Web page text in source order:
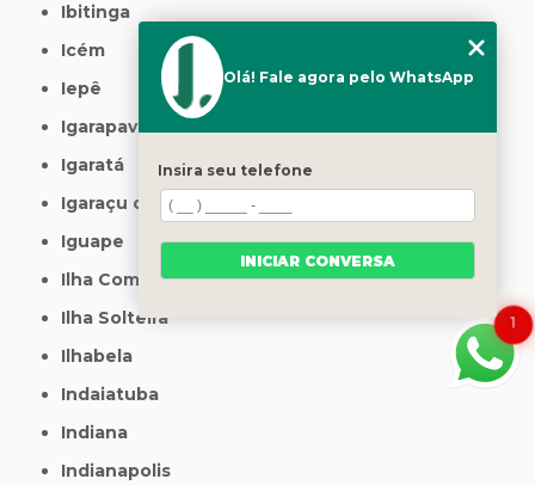
Ibitinga
Icém
Iepê
Igarapava
Igaratá
Igaraçu do Tietê
Iguape
Ilha Comprida
Ilha Solteira
Ilhabela
Indaiatuba
Indiana
Indianapolis
1
Olá! Fale agora pelo WhatsApp
Insira seu telefone
INICIAR CONVERSA